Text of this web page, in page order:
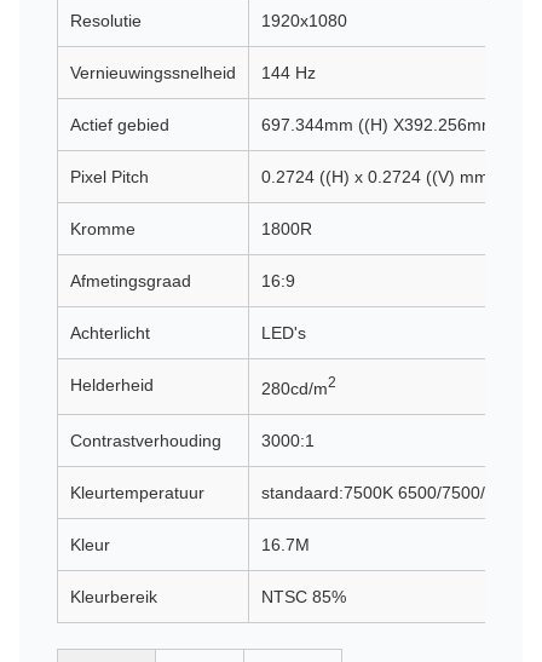
Resolutie 1920x1080
Vernieuwingssnelheid 144 Hz
Actief gebied 697.344mm ((H) X392.256mm ((V)
Pixel Pitch 0.2724 ((H) x 0.2724 ((V) mm
Kromme 1800R
Afmetingsgraad 16:9
Achterlicht LED's
Helderheid 280cd/m2
Contrastverhouding 3000:1
Kleurtemperatuur standaard:7500K 6500/7500/9300
Kleur 16.7M
Kleurbereik NTSC 85%